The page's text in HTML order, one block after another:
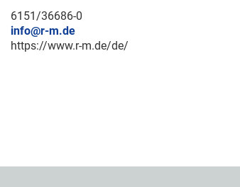
6151/36686-0
info@r-m.de
https://www.r-m.de/de/